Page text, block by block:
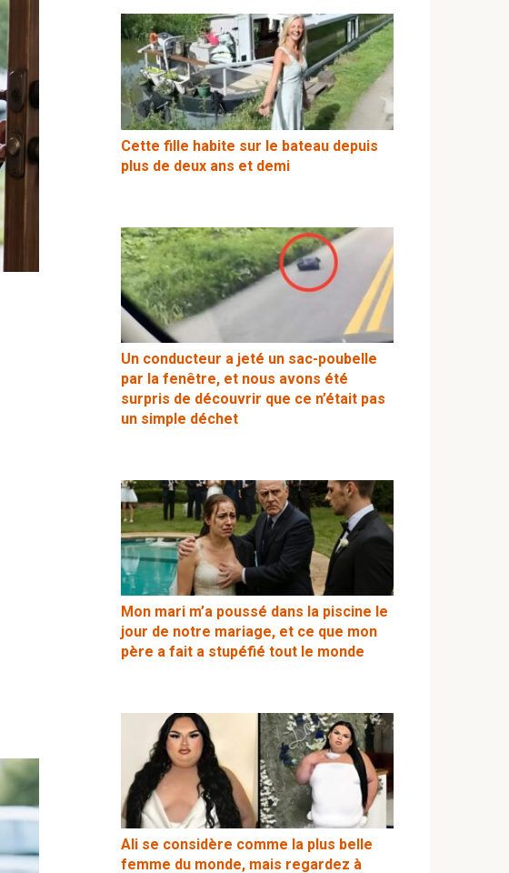
Cette fille habite sur le bateau depuis
plus de deux ans et demi
Un conducteur a jeté un sac-poubelle
par la fenêtre, et nous avons été
surpris de découvrir que ce n’était pas
un simple déchet
Mon mari m’a poussé dans la piscine le
jour de notre mariage, et ce que mon
père a fait a stupéfié tout le monde
Ali se considère comme la plus belle
femme du monde, mais regardez à